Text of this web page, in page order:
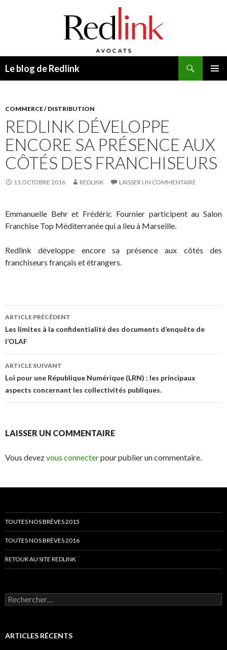
Le blog de Redlink
COMMERCE / DISTRIBUTION
REDLINK DÉVELOPPE
ENCORE SA PRÉSENCE AUX
CÔTÉS DES FRANCHISEURS
11 OCTOBRE 2016 REDLINK LAISSER UN COMMENTAIRE
Emmanuelle Behr et Frédéric Fournier participent au Salon
Franchise Top Méditerranée qui a lieu à Marseille.
Redlink développe encore sa présence aux côtés des
franchiseurs français et étrangers.
Navigation
des
articles
ARTICLE PRÉCÉDENT
Les limites à la confidentialité des documents d’enquête de
l’OLAF
ARTICLE SUIVANT
Loi pour une République Numérique (LRN) : les principaux
aspects concernant les collectivités publiques.
LAISSER UN COMMENTAIRE
Vous devezvous connecterpour publier un commentaire.
TOUTES NOS BRÈVES 2015
TOUTES NOS BRÈVES 2016
RETOUR AU SITE REDLINK
Rechercher :
ARTICLES RÉCENTS